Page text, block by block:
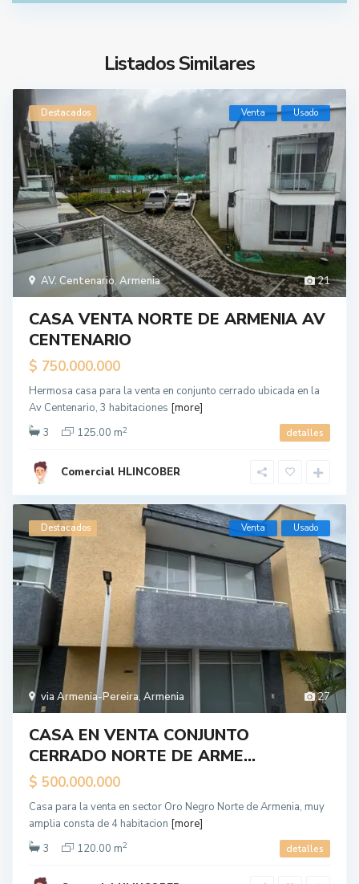
Listados Similares
21
AV. Centenario, Armenia
Destacados Venta Usado
CASA VENTA NORTE DE ARMENIA AV
CENTENARIO
$ 750.000.000
Hermosa casa para la venta en conjunto cerrado ubicada en la
Av Centenario, 3 habitaciones [more]
3
125.00 m2 detalles
Comercial HLINCOBER
27
via Armenia-Pereira, Armenia
Destacados Venta Usado
CASA EN VENTA CONJUNTO
CERRADO NORTE DE ARME...
$ 500.000.000
Casa para la venta en sector Oro Negro Norte de Armenia, muy
amplia consta de 4 habitacion [more]
3
120.00 m2 detalles